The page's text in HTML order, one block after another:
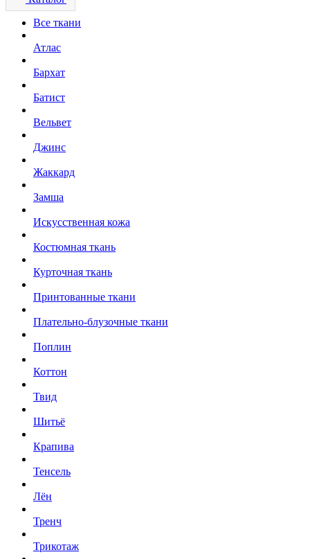
Все ткани
Атлас
Бархат
Батист
Вельвет
Джинс
Жаккард
Замша
Искусственная кожа
Костюмная ткань
Курточная ткань
Принтованные ткани
Плательно-блузочные ткани
Поплин
Коттон
Твид
Шитьё
Крапива
Тенсель
Лён
Тренч
Трикотаж